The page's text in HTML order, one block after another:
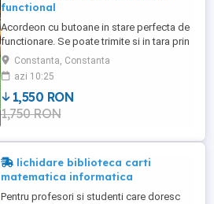
functional
Acordeon cu butoane in stare perfecta de
functionare. Se poate trimite si in tara prin
Fan Curier. Va rog sa ma sunati.
Constanta, Constanta
azi 10:25
1,550 RON
1,750 RON
lichidare biblioteca carti
matematica informatica
Pentru profesori si studenti care doresc